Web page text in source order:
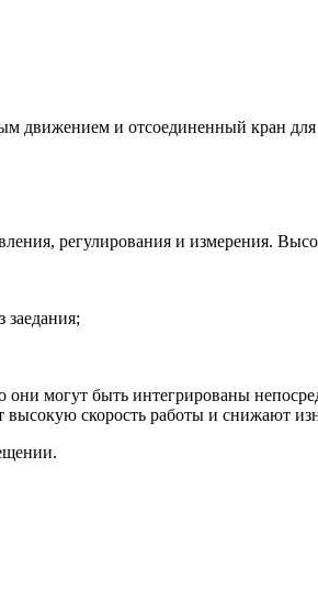
движением и отсоединенный кран для
регулирования и измерения.
они могут быть интегрированы
высокую скорость работы и снижают